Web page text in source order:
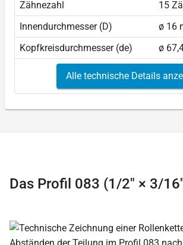
Zähnezahl
15
Innendurchmesser (D)
ø 16
Kopfkreisdurchmesser (de)
ø
Alle technische Details
Das Profil 083 (1/2″ × 3/